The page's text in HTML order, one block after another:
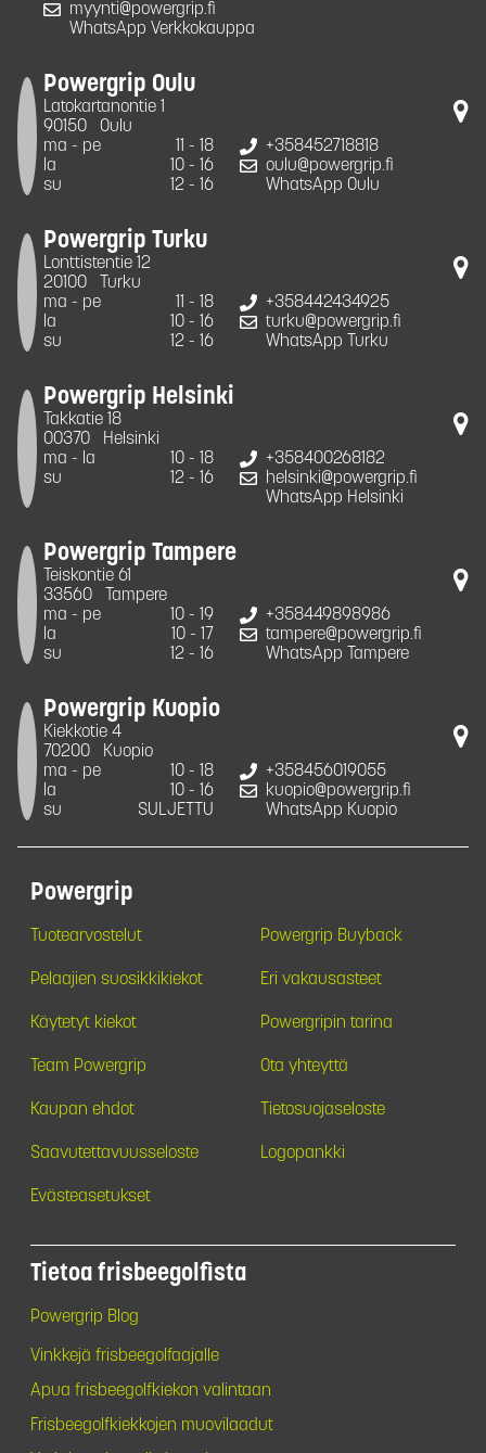
myynti@powergrip.fi
WhatsApp Verkkokauppa
Powergrip Oulu
Latokartanontie 1
90150
Oulu
ma - pe
11 - 18
la
10 - 16
su
12 - 16
+358452718818
oulu@powergrip.fi
WhatsApp Oulu
Powergrip Turku
Lonttistentie 12
20100
Turku
ma - pe
11 - 18
la
10 - 16
su
12 - 16
+358442434925
turku@powergrip.fi
WhatsApp Turku
Powergrip Helsinki
Takkatie 18
00370
Helsinki
ma - la
10 - 18
su
12 - 16
+358400268182
helsinki@powergrip.fi
WhatsApp Helsinki
Powergrip Tampere
Teiskontie 61
33560
Tampere
ma - pe
10 - 19
la
10 - 17
su
12 - 16
+358449898986
tampere@powergrip.fi
WhatsApp Tampere
Powergrip Kuopio
Kiekkotie 4
70200
Kuopio
ma - pe
10 - 18
la
10 - 16
su
SULJETTU
+358456019055
kuopio@powergrip.fi
WhatsApp Kuopio
Powergrip
Tuotearvostelut Powergrip Buyback
Pelaajien suosikkikiekot Eri vakausasteet
Käytetyt kiekot Powergripin tarina
Team Powergrip Ota yhteyttä
Kaupan ehdot Tietosuojaseloste
Saavutettavuusseloste Logopankki
Evästeasetukset
Tietoa frisbeegolfista
Powergrip Blog
Vinkkejä frisbeegolfaajalle
Apua frisbeegolfkiekon valintaan
Frisbeegolfkiekkojen muovilaadut